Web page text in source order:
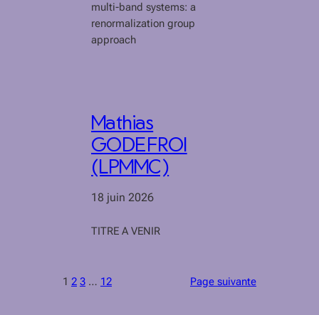
multi-band systems: a
renormalization group
approach
Mathias
GODEFROI
(LPMMC)
18 juin 2026
TITRE A VENIR
1 2 3 … 12 Page suivante